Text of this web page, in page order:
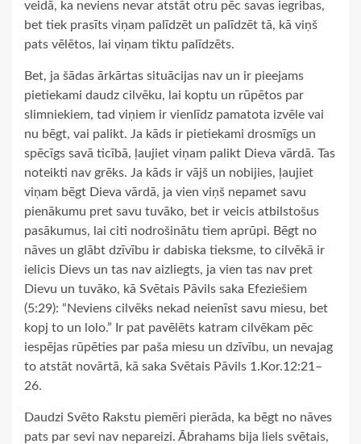
veidā, ka neviens nevar atstāt otru pēc savas iegribas,
bet tiek prasīts viņam palīdzēt un palīdzēt tā, kā viņš
pats vēlētos, lai viņam tiktu palīdzēts.
Bet, ja šādas ārkārtas situācijas nav un ir pieejams
pietiekami daudz cilvēku, lai koptu un rūpētos par
slimniekiem, tad viņiem ir vienlīdz pamatota izvēle vai
nu bēgt, vai palikt. Ja kāds ir pietiekami drosmīgs un
spēcīgs savā ticībā, ļaujiet viņam palikt Dieva vārdā. Tas
noteikti nav grēks. Ja kāds ir vājš un nobijies, ļaujiet
viņam bēgt Dieva vārdā, ja vien viņš nepamet savu
pienākumu pret savu tuvāko, bet ir veicis atbilstošus
pasākumus, lai citi nodrošinātu tiem aprūpi. Bēgt no
nāves un glābt dzīvību ir dabiska tieksme, to cilvēkā ir
ielicis Dievs un tas nav aizliegts, ja vien tas nav pret
Dievu un tuvāko, kā Svētais Pāvils saka Efeziešiem
(5:29): “Neviens cilvēks nekad neienīst savu miesu, bet
kopj to un lolo.” Ir pat pavēlēts katram cilvēkam pēc
iespējas rūpēties par paša miesu un dzīvību, un nevajag
to atstāt novārtā, kā saka Svētais Pāvils 1.Kor.12:21–
26.
Daudzi Svēto Rakstu piemēri pierāda, ka bēgt no nāves
pats par sevi nav nepareizi. Ābrahams bija liels svētais,